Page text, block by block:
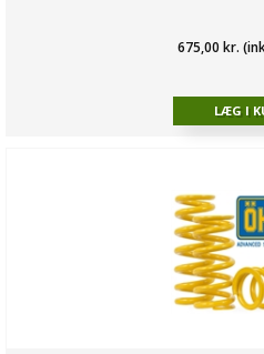
675,00 kr.